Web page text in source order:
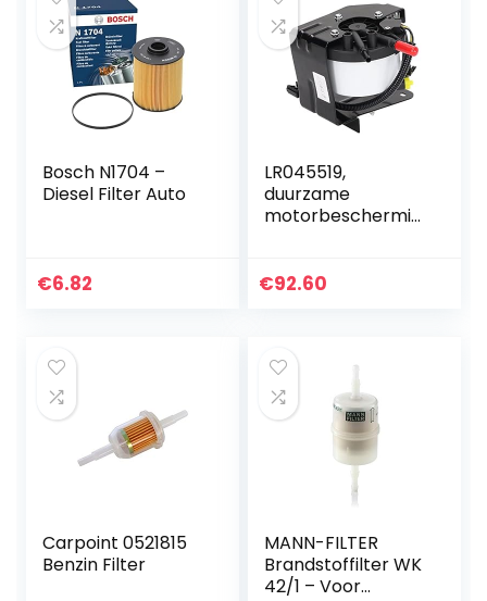
Bosch N1704 –
Diesel Filter Auto
€6.82
LR045519,
duurzame
motorbeschermin
Brandstoffilterhuis
€92.60
Carpoint 0521815
Benzin Filter
MANN-FILTER
Brandstoffilter WK
42/1 – Voor